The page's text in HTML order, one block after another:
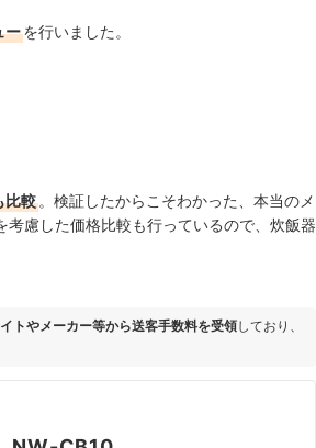
ーを行いました。
比較 。検証したからこそわかった、本当のメ
慮した価格比較も行っているので、炊飯器
トやメーカー等から送客手数料を受領しており、